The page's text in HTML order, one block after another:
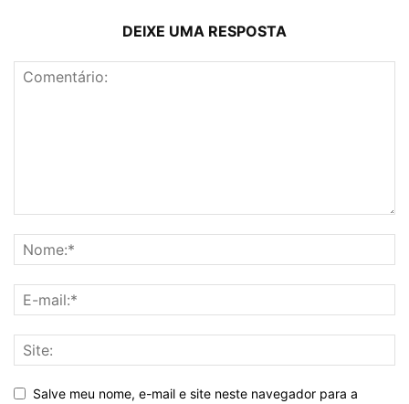
DEIXE UMA RESPOSTA
Salve meu nome, e-mail e site neste navegador para a